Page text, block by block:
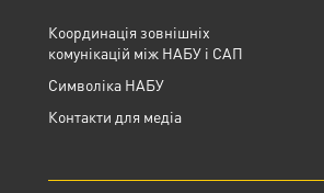
Координація зовнішніх
комунікацій між НАБУ і САП
Cимволіка НАБУ
Контакти для медіа